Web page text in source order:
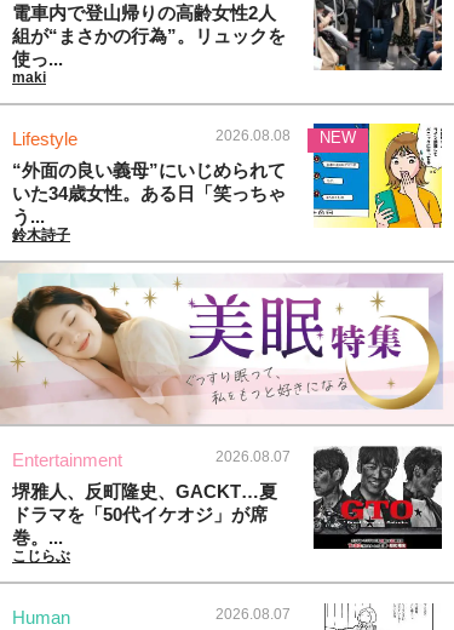
電車内で登山帰りの高齢女性2人
組が“まさかの行為”。リュックを
使っ...
maki
Lifestyle 2026.08.08
“外面の良い義母”にいじめられて
いた34歳女性。ある日「笑っちゃ
う...
鈴木詩子
NEW
Entertainment 2026.08.07
堺雅人、反町隆史、GACKT…夏
ドラマを「50代イケオジ」が席
巻。...
こじらぶ
Human 2026.08.07